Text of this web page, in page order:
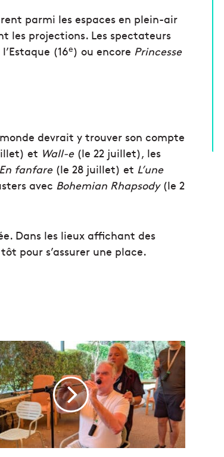
parmi les espaces en plein-air
les projections. Les spectateurs
(16e) ou encore Princesse
devrait y trouver son compte
et Wall-e(le 22 juillet), les
En fanfare(le 28 juillet) et L’une
avec Bohemian Rhapsody(le 2
Dans les lieux affichant des
pour s’assurer une place.